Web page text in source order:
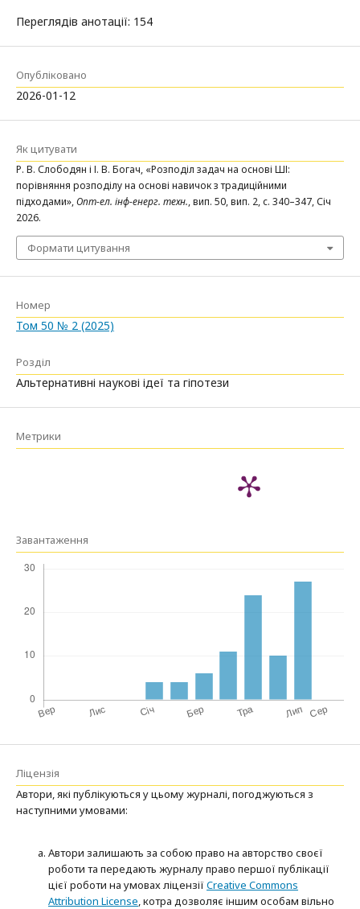
Переглядів анотації: 154
Опубліковано
2026-01-12
Як цитувати
Р. В. Слободян і І. В. Богач, «Розподіл задач на основі ШІ:
порівняння розподілу на основі навичок з традиційними
підходами»,Опт-ел. інф-енерг. техн., вип. 50, вип. 2, с. 340–347, Січ
2026.
Формати цитування
Номер
Том 50 № 2 (2025)
Розділ
Альтернативні наукові ідеї та гіпотези
Метрики
Завантаження
Ліцензія
Автори, які публікуються у цьому журналі, погоджуються з
наступними умовами:
Автори залишають за собою право на авторство своєї
роботи та передають журналу право першої публікації
цієї роботи на умовах ліцензії Creative Commons
Attribution License, котра дозволяє іншим особам вільно